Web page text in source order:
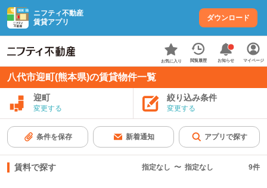
ニフティ不動産
賃貸アプリ
ダウンロード
お気に入り 閲覧履歴 お知らせ マイページ
八代市迎町(熊本県)の賃貸物件一覧
迎町
変更する
絞り込み条件
変更する
条件を保存 新着通知 アプリで探す
賃料で探す 指定なし 〜 指定なし 9件